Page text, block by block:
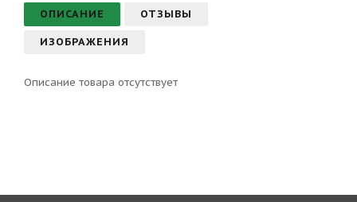
ОПИСАНИЕ ОТЗЫВЫ
ИЗОБРАЖЕНИЯ
Описание товара отсутствует